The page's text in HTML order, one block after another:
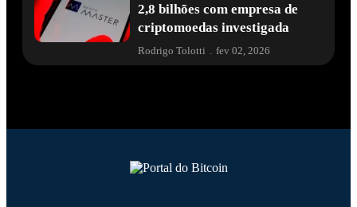
2,8 bilhões com empresa de
criptomoedas investigada
Rodrigo Tolotti fev 02, 2026